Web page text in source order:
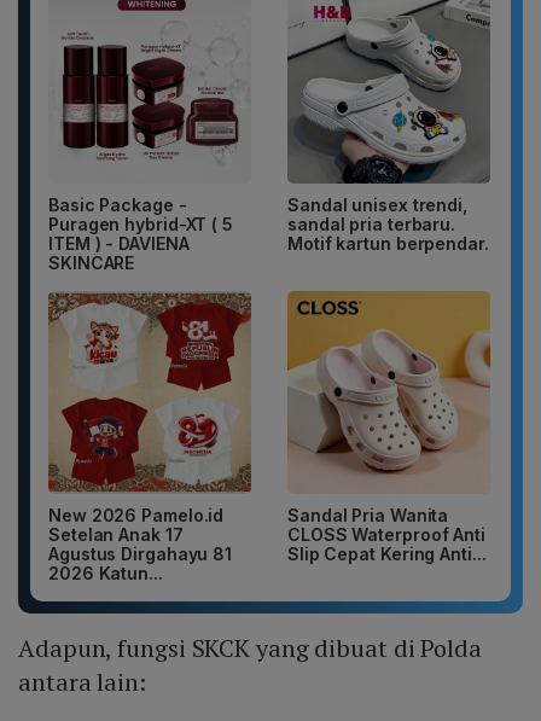
Basic Package -
Puragen hybrid-XT ( 5
ITEM ) - DAVIENA
SKINCARE
Sandal unisex trendi,
sandal pria terbaru.
Motif kartun berpendar.
New 2026 Pamelo.id
Setelan Anak 17
Agustus Dirgahayu 81
2026 Katun...
Sandal Pria Wanita
CLOSS Waterproof Anti
Slip Cepat Kering Anti...
Adapun, fungsi SKCK yang dibuat di Polda
antara lain: